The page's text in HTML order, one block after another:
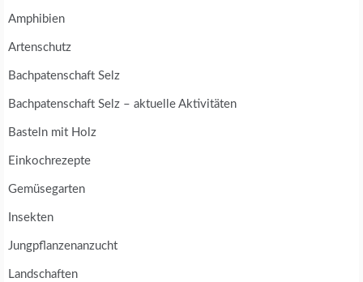
Amphibien
Artenschutz
Bachpatenschaft Selz
Bachpatenschaft Selz – aktuelle Aktivitäten
Basteln mit Holz
Einkochrezepte
Gemüsegarten
Insekten
Jungpflanzenanzucht
Landschaften